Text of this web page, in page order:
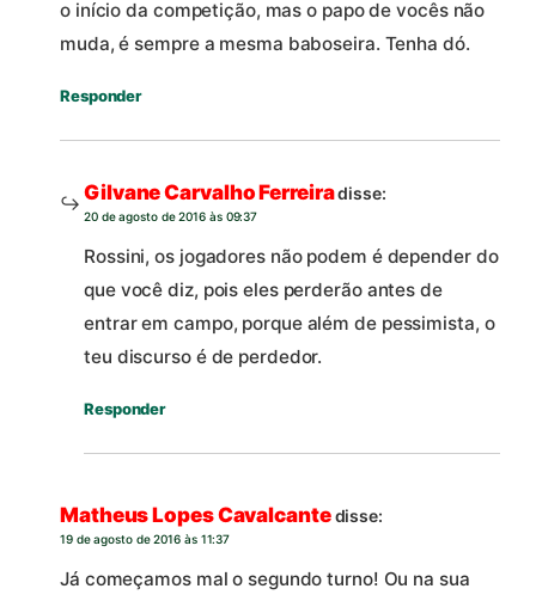
o início da competição, mas o papo de vocês não
muda, é sempre a mesma baboseira. Tenha dó.
Responder
Gilvane Carvalho Ferreiradisse:
20 de agosto de 2016 às 09:37
Rossini, os jogadores não podem é depender do
que você diz, pois eles perderão antes de
entrar em campo, porque além de pessimista, o
teu discurso é de perdedor.
Responder
Matheus Lopes Cavalcantedisse:
19 de agosto de 2016 às 11:37
Já começamos mal o segundo turno! Ou na sua